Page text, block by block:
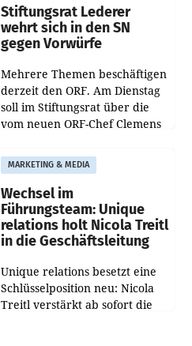
und der Bundeskartellanwalt
Stiftungsrat Lederer
wehrt sich in den SN
gegen Vorwürfe
Mehrere Themen beschäftigen
derzeit den ORF. Am Dienstag
soll im Stiftungsrat über die
vom neuen ORF-Chef Clemens
Besetzungen für die
Direktionen abgestimmt
werden.
MARKETING & MEDIA
Wechsel im
Führungsteam: Unique
relations holt Nicola Treitl
in die Geschäftsleitung
Unique relations besetzt eine
Schlüsselposition neu: Nicola
Treitl verstärkt ab sofort die